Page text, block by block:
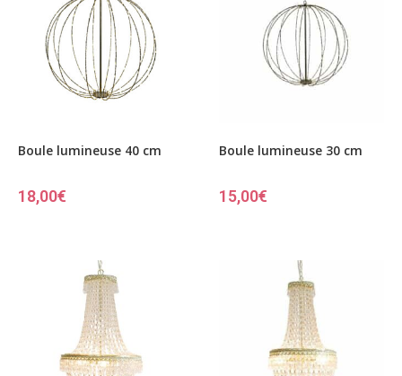
Boule lumineuse 40 cm
18,00€
Boule lumineuse 30 cm
15,00€